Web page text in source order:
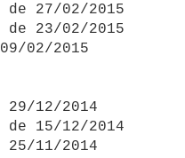
de 27/02/2015
de 23/02/2015
02/2015
29/12/2014
de 15/12/2014
25/11/2014